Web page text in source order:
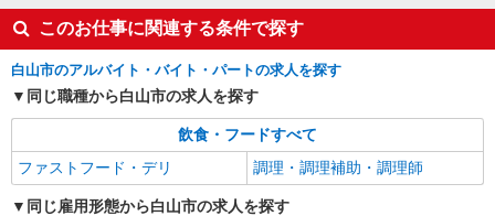
このお仕事に関連する条件で探す
白山市のアルバイト・バイト・パートの求人を探す
同じ職種から白山市の求人を探す
飲食・フードすべて
ファストフード・デリ
調理・調理補助・調理師
同じ雇用形態から白山市の求人を探す